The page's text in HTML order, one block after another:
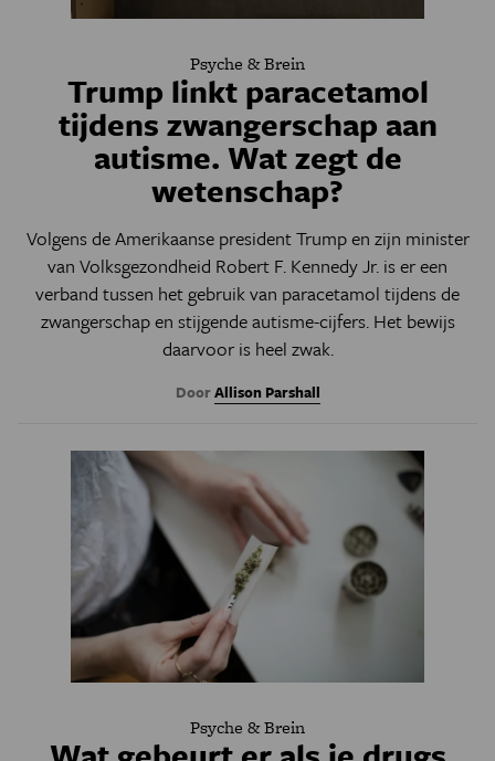
Psyche & Brein
Trump linkt paracetamol
tijdens zwangerschap aan
autisme. Wat zegt de
wetenschap?
Volgens de Amerikaanse president Trump en zijn minister
van Volksgezondheid Robert F. Kennedy Jr. is er een
verband tussen het gebruik van paracetamol tijdens de
zwangerschap en stijgende autisme-cijfers. Het bewijs
daarvoor is heel zwak.
DoorAllison Parshall
Psyche & Brein